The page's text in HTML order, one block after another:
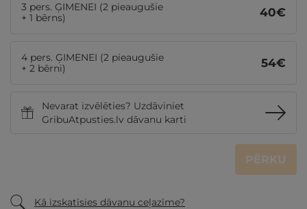
3 pers. ĢIMENEI (2 pieaugušie
+ 1 bērns)
40€
4 pers. ĢIMENEI (2 pieaugušie
+ 2 bērni)
54€
Nevarat izvēlēties? Uzdāviniet
GribuAtpusties.lv dāvanu karti
PĒRKU
Kā izskatīsies dāvanu ceļazīme?